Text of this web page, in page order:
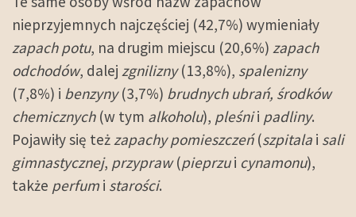
nieprzyjemnych najczęściej (42,7%) wymieniały
zapach potu, na drugim miejscu (20,6%) zapach
odchodów, dalej zgnilizny(13,8%), spalenizny
(7,8%) i benzyny(3,7%) brudnych ubrań, środków
chemicznych(w tym alkoholu), pleśnii padliny.
Pojawiły się teżzapachy pomieszczeń(szpitala i sali
gimnastycznej, przypraw(pieprzui cynamonu),
także perfum i starości.